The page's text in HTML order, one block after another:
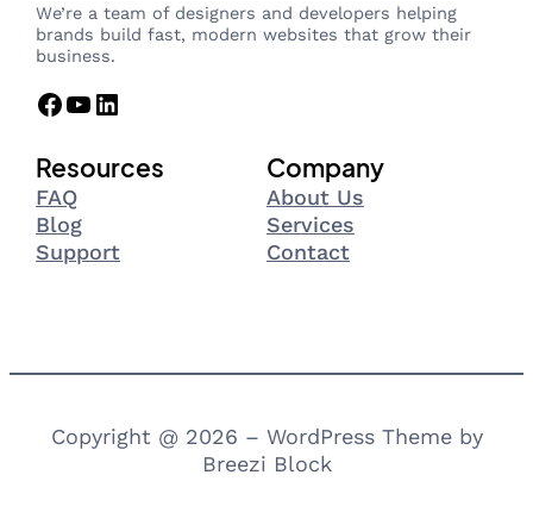
We’re a team of designers and developers helping
brands build fast, modern websites that grow their
business.
Facebook YouTube LinkedIn
Resources
FAQ
Blog
Support
Company
About Us
Services
Contact
Copyright @ 2026 – WordPress Theme by
Breezi Block